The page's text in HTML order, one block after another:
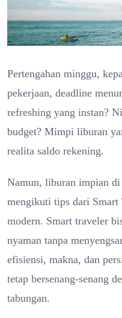
Pertengahan minggu,
pekerjaan, deadline
refreshing yang instan?
budget? Mimpi liburan
realita saldo rekening.
Namun, liburan impian
mengikuti tips dari Smart
modern. Smart traveler
nyaman tanpa
efisiensi, makna, dan
tetap bersenang-senang
tabungan.